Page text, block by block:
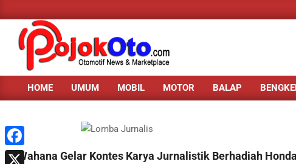
to
content
Primary
Menu
HOME UMUM MOBIL MOTOR BALAP
Wahana Gelar Kontes Karya Jurnalistik Berhadiah
Facebook